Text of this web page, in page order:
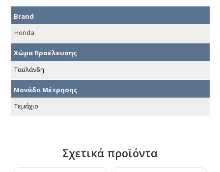
Brand
Honda
Χώρα Προέλευσης
Ταϋλάνδη
Μονάδα Μέτρησης
Τεμάχιο
Σχετικά προϊόντα